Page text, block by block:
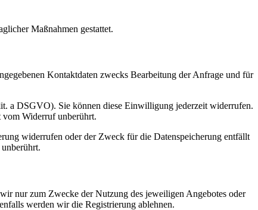
Maßnahmen gestattet.
Kontaktdaten zwecks Bearbeitung der Anfrage und für
a DSGVO). Sie können diese Einwilligung jederzeit widerrufen.
Widerruf unberührt.
widerrufen oder der Zweck für die Datenspeicherung entfällt
nur zum Zwecke der Nutzung des jeweiligen Angebotes oder
werden wir die Registrierung ablehnen.